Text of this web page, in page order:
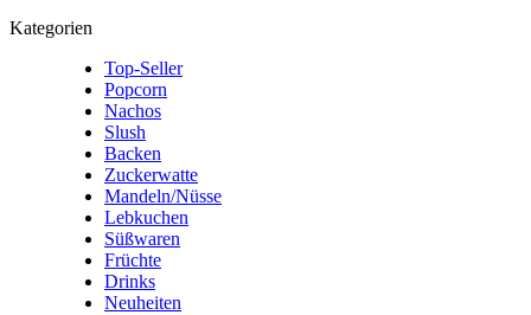
Kategorien
Top-Seller
Popcorn
Nachos
Slush
Backen
Zuckerwatte
Mandeln/Nüsse
Lebkuchen
Süßwaren
Früchte
Drinks
Neuheiten